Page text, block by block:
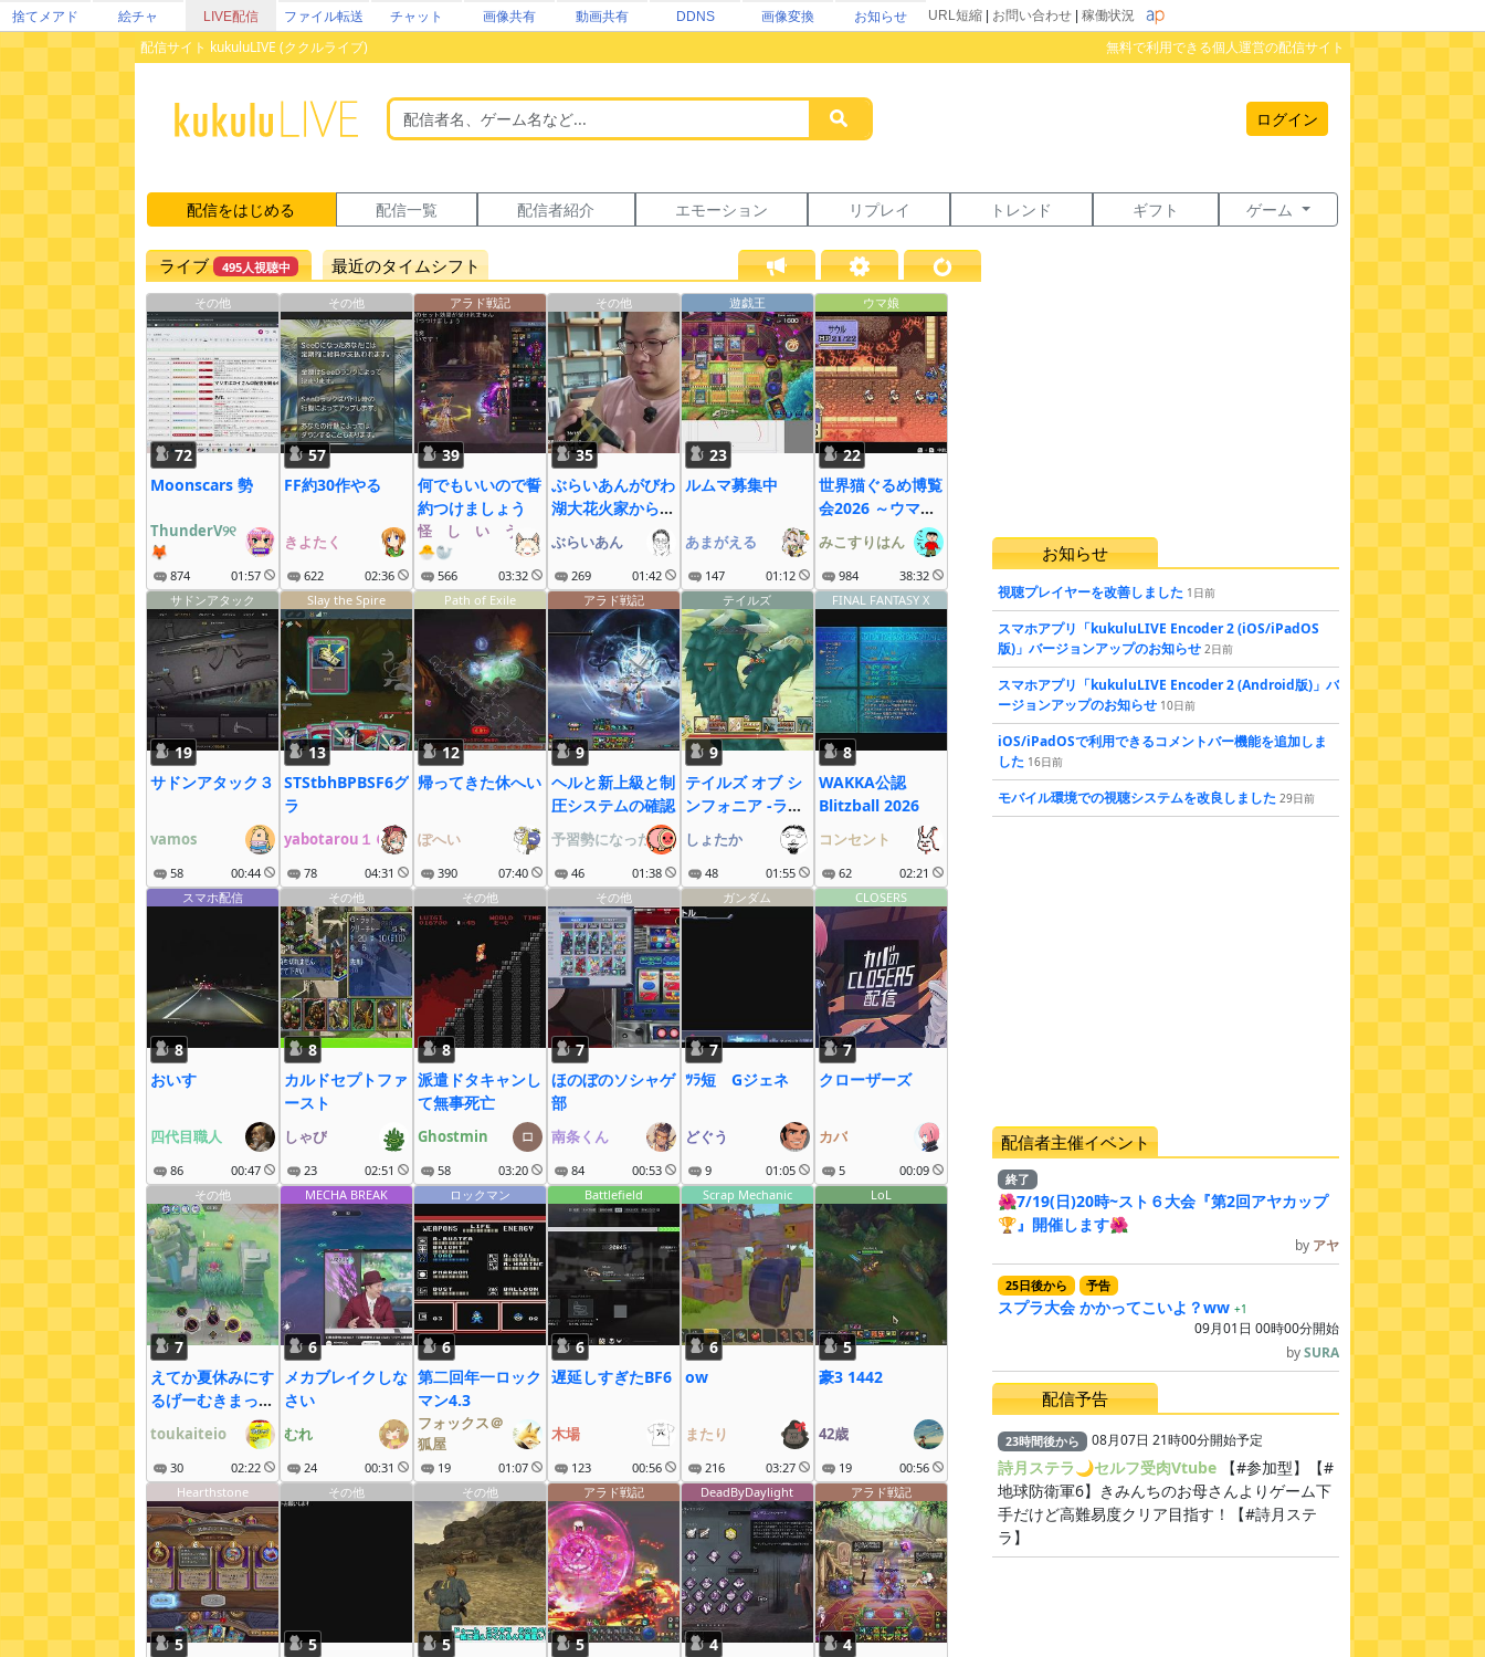
捨てメアド 絵チャ LIVE配信 ファイル転送 チャット 画像共有 動画共有 DDNS 画像変換 お知らせ URL短縮 お問い合わせ 稼働状況
配信サイト kukuluLIVE (ククルライブ) 無料で利用できる個人運営の配信サイト
ログイン
配信をはじめる 配信一覧 配信者紹介 エモーション リプレイ トレンド ギフト ゲーム
ライブ 495人視聴中 最近のタイムシフト
その他
72
Moonscars 勢
ThunderV୨୧
🦊
874 01:57
その他
57
FF約30作やる
きよたく
622 02:36
アラド戦記
39
何でもいいので誓
約つけましょう
怪゚し゚い゚う゚な゚ぎ゚
🐣🦭
566 03:32
その他
35
ぶらいあんがびわ
湖大花火家から見
るだけ
ぶらいあん
269 01:42
遊戯王
23
ルムマ募集中
あまがえる
147 01:12
ウマ娘
22
世界猫ぐるめ博覧
会2026 ～ウマ娘
も大疾走にゃ～
みこすりはん
984
38:32
サドンアタック
19
サドンアタック３
vamos
58 00:44
Slay the Spire
13
STStbhBPBSF6グ
ラ
yabotarou１６
78 04:31
Path of Exile
12
帰ってきた休へい
ぽへい
390 07:40
アラド戦記
9
ヘルと新上級と制
圧システムの確認
予習勢になった裏切侍
46 01:38
テイルズ
9
テイルズ オブ シ
ンフォニア -ラタ
トスクの騎士-
(PS3) #9
しょたか
48 01:55
FINAL FANTASY X
8
WAKKA公認
Blitzball 2026
コンセント
62
02:21
スマホ配信
8
おいす
四代目職人
86 00:47
その他
8
カルドセプトファ
ースト
しゃび
23 02:51
その他
8
派遣ドタキャンし
て無事死亡
Ghostmin
58 03:20
その他
7
ほのぼのソシャゲ
部
南条くん
84 00:53
ガンダム
7
ﾂﾗ短 Gジェネ
どぐう
9 01:05
CLOSERS
7
クローザーズ
カバ
5
00:09
その他
7
えてか夏休みにす
るげーむきまって
へん
toukaiteio
30 02:22
MECHA BREAK
6
メカブレイクしな
さい
むれ
24 00:31
ロックマン
6
第二回年一ロック
マン4.3
フォックス＠
狐屋
19 01:07
Battlefield
6
遅延しすぎたBF6
木場
123 00:56
Scrap Mechanic
6
ow
またり
216 03:27
LoL
5
豪3 1442
42歳
19
00:56
Hearthstone
5
その他
5
その他
5
アラド戦記
5
DeadByDaylight
4
アラド戦記
4
お知らせ
視聴プレイヤーを改善しました 1 日前
スマホアプリ「kukuluLIVE Encoder 2 (iOS/iPadOS
版)」バージョンアップのお知らせ 2日前
スマホアプリ「kukuluLIVE Encoder 2 (Android版)」バ
ージョンアップのお知らせ 10日前
iOS/iPadOSで利用できるコメントバー機能を追加しま
した 16日前
モバイル環境での視聴システムを改良しました 29日前
配信者主催イベント
終了
🌺7/19(日)20時~スト６大会『第2回アヤカップ
🏆』開催します🌺
by アヤ
25日後から 予告
スプラ大会 かかってこいよ？ww +1
09月01日 00時00分開始
bySURA
配信予告
23時間後から 08月07日 21時00分開始予定
詩月ステラ🌙セルフ受肉Vtube 【#参加型】【#
地球防衛軍6】きみんちのお母さんよりゲーム下
手だけど高難易度クリア目指す！【#詩月ステ
ラ】